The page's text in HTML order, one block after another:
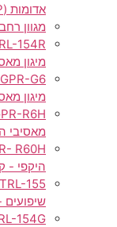
אדומות (1H1V5P)
מגוון רחב של
מיגון
מיגון
מאסיבי
היקפי -
שיפועים